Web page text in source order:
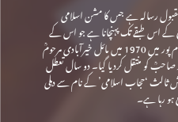
مقبول رسالہ ہے جس کا مشن اسلامی
کے اس طبقے تک پہنچانا ہے جو اس کے
نصف کی نمائندہ ہے۔ حجاب کی داغ بیل رام پور میں 1970 میں مائل خیرآبادی مرحومؒ
ڈاکٹر ابن فرید صاحبؒ کو منتقل کردیا گیا۔ دو سال تعطل
2003 سے اس کا نقشِ ثالث ‘حجاب اسلامی’ کے نام سے دہلی
رہا ہے۔